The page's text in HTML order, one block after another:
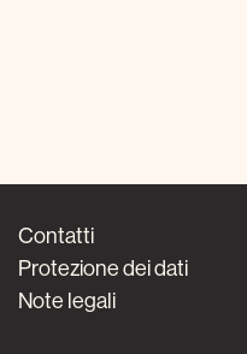
Contatti
Protezione dei dati
Note legali